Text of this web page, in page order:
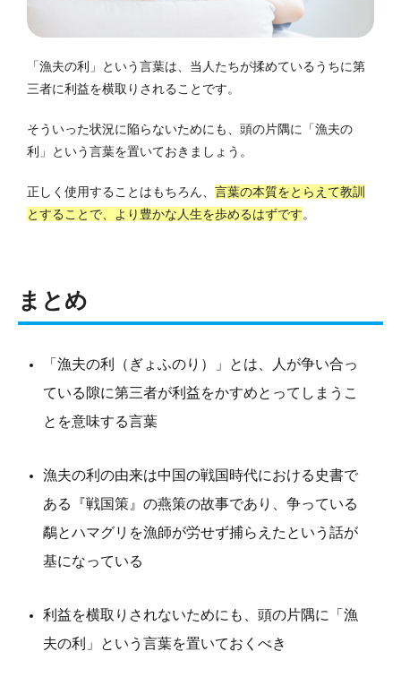
「漁夫の利」という言葉は、当人たちが揉めているうちに第
三者に利益を横取りされることです。
そういった状況に陥らないためにも、頭の片隅に「漁夫の
利」という言葉を置いておきましょう。
正しく使用することはもちろん、 言葉の本質をとらえて教訓
とすることで、より豊かな人生を歩めるはずです。
まとめ
「漁夫の利（ぎょふのり）」とは、人が争い合っ
ている隙に第三者が利益をかすめとってしまうこ
とを意味する言葉
漁夫の利の由来は中国の戦国時代における史書で
ある『戦国策』の燕策の故事であり、争っている
鷸とハマグリを漁師が労せず捕らえたという話が
基になっている
利益を横取りされないためにも、頭の片隅に「漁
夫の利」という言葉を置いておくべき